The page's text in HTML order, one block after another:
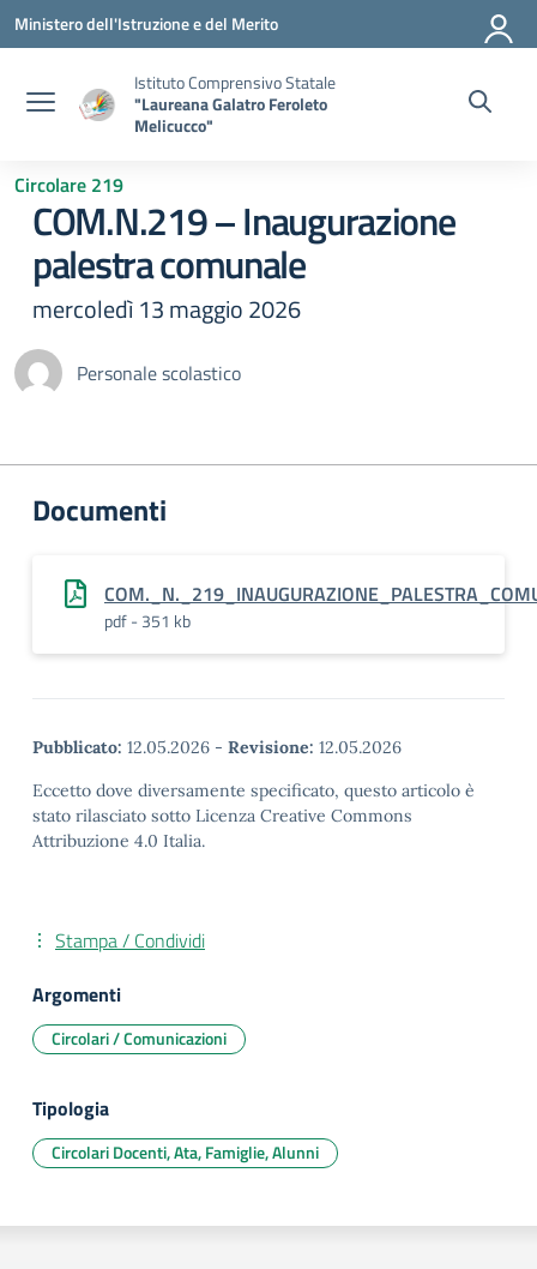
Vai ai contenuti
Vai al menu di navigazione
Vai al footer
Ministero dell'Istruzione e del Merito
Istituto Comprensivo Statale
"Laureana Galatro Feroleto
Melicucco"
Circolare 219
COM.N.219 – Inaugurazione
palestra comunale
mercoledì 13 maggio 2026
Personale scolastico
Documenti
pdf - 351 kb
Pubblicato: 12.05.2026 - Revisione: 12.05.2026
Eccetto dove diversamente specificato, questo articolo è
stato rilasciato sotto Licenza Creative Commons
Attribuzione 4.0 Italia.
Stampa / Condividi
Argomenti
Circolari / Comunicazioni
Tipologia
Circolari Docenti, Ata, Famiglie, Alunni